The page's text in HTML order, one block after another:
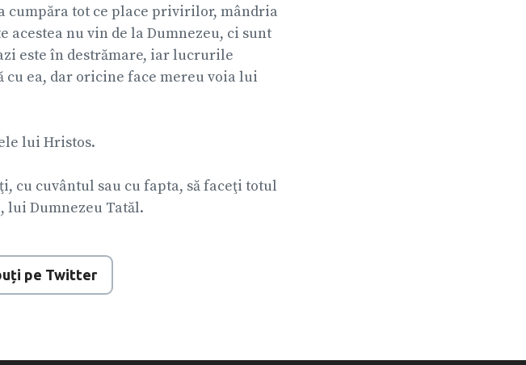
cumpăra tot ce place privirilor, mândria
nu vin de la Dumnezeu, ci sunt
este în destrămare, iar lucrurile
cu ea, dar oricine face mereu voia lui
lui Hristos.
cu cuvântul sau cu fapta, să faceţi totul
Dumnezeu Tatăl.
pe Twitter